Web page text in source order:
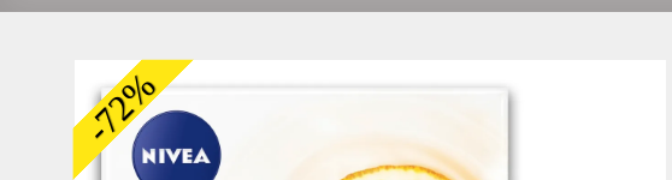
-72%